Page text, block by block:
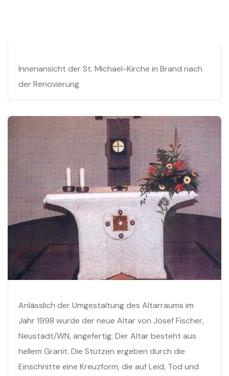
Innenansicht der St. Michael-Kirche in Brand nach
der Renovierung
Anlässlich der Umgestaltung des Altarraums im
Jahr 1998 wurde der neue Altar von Josef Fischer,
Neustadt/WN, angefertig. Der Altar besteht aus
hellem Granit. Die Stützen ergeben durch die
Einschnitte eine Kreuzform, die auf Leid, Tod und